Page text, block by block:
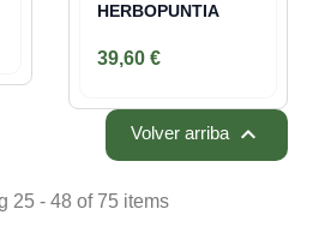
HERBOPUNTIA
39,60 €
Volver arriba 
25 - 48 of 75 items